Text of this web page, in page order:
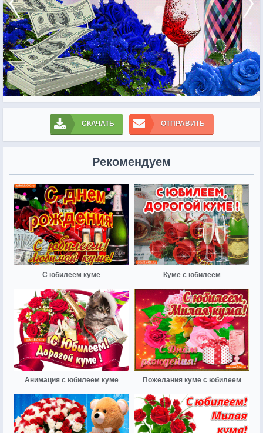
СКАЧАТЬ ОТПРАВИТЬ
Рекомендуем
С юбилеем куме Куме с юбилеем
Анимация с юбилеем куме Пожелания куме с юбилеем